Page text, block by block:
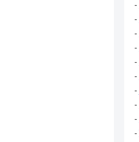
-
-
-
-
-
-
-
-
-
-